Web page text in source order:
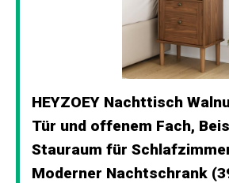
HEYZOEY Nachttisch
Tür und offenem Fach,
Stauraum für
Moderner Nachtschrank